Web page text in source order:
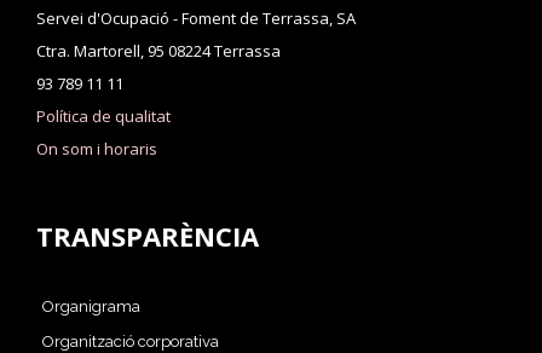
Servei d'Ocupació - Foment de Terrassa, SA
Ctra. Martorell, 95 08224 Terrassa
93 789 11 11
Política de qualitat
On som i horaris
TRANSPARÈNCIA
Organigrama
Organització corporativa